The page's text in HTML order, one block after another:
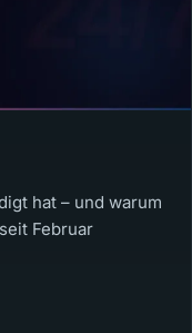
hat – und warum
Februar